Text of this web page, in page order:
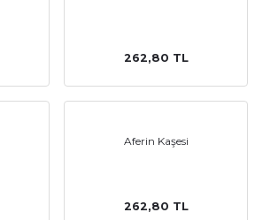
262,80 TL
Aferin Kaşesi
262,80 TL